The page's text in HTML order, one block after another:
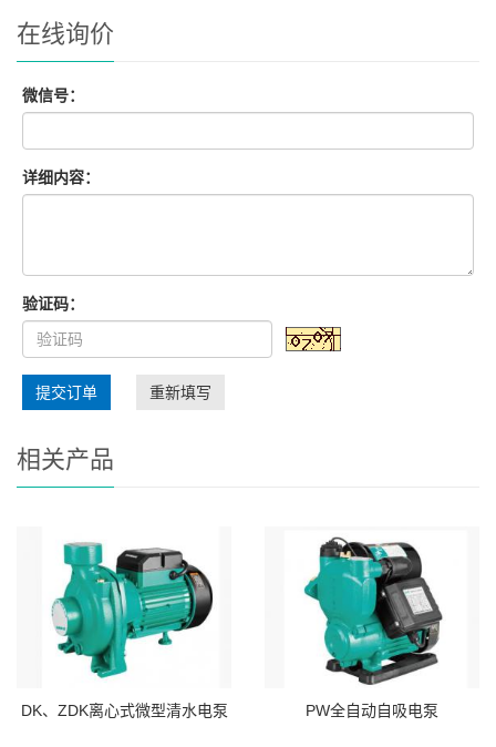
在线询价
微信号：
详细内容：
验证码：
提交订单 重新填写
相关产品
DK、ZDK离心式微型清水电泵 PW全自动自吸电泵